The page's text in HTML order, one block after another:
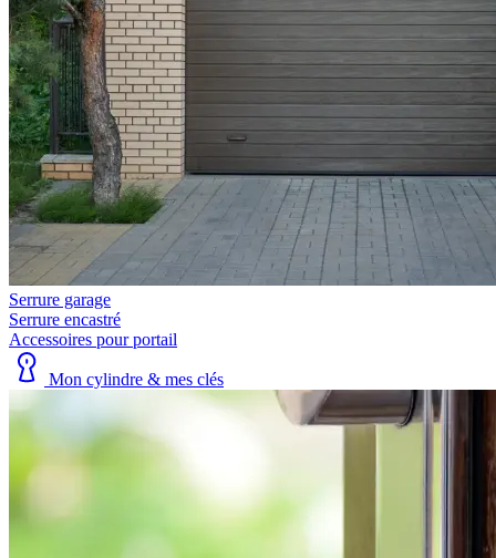
Serrure garage
Serrure encastré
Accessoires pour portail
Mon cylindre & mes clés